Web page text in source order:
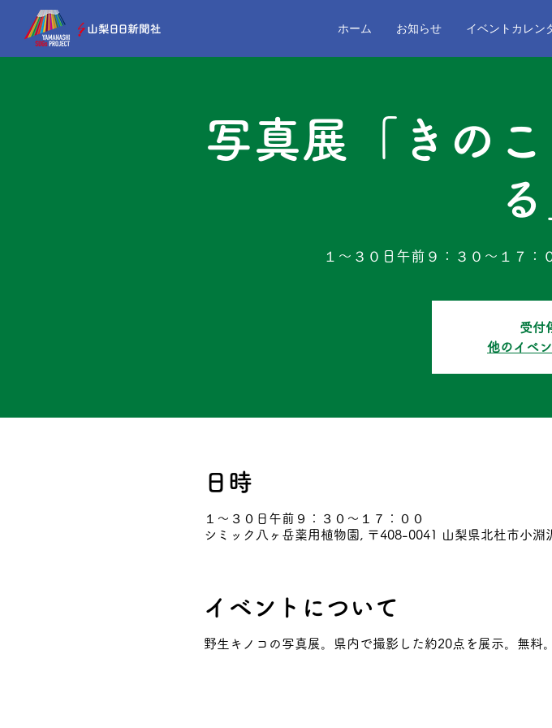
ホーム お知らせ イベントカレン
写真展「きの
る
１～３０日午前９：３０～１７：
受付
他のイベ
日時
１～３０日午前９：３０～１７：００
シミック八ヶ岳薬用植物園, 〒408-0041 山梨県北杜市小淵
イベントについて
野生キノコの写真展。県内で撮影した約20点を展示。無料